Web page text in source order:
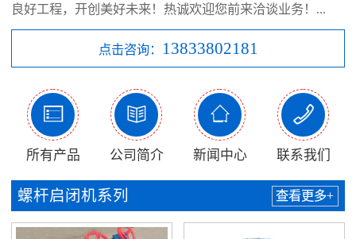
良好工程，开创美好未来！热诚欢迎您前来洽谈业务！...
点击咨询： 13833802181

所有产品

公司简介

新闻中心

联系我们
螺杆启闭机系列 查看更多+